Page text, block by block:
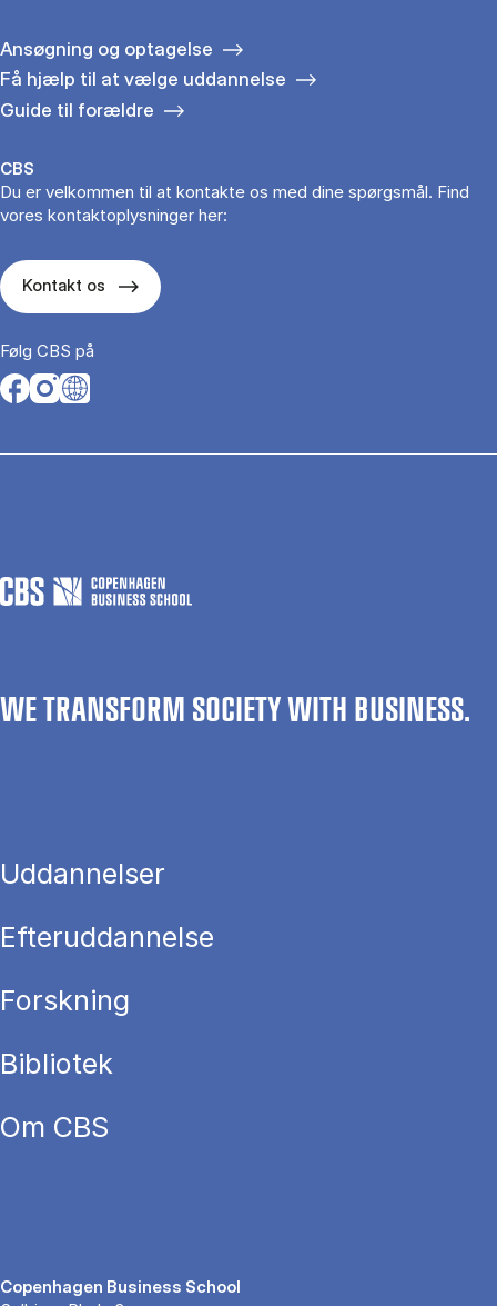
Ansøgning og optagelse
Få hjælp til at vælge uddannelse
Guide til forældre
CBS
Du er velkommen til at kontakte os med dine spørgsmål. Find
vores kontaktoplysninger her:
Kontakt os
Følg CBS på
Opens in a new tab
Opens in a new tab
Opens in a new tab
WE TRANSFORM SOCIETY WITH BUSINESS.
Uddannelser
Efteruddannelse
Forskning
Bibliotek
Om CBS
Copenhagen Business School